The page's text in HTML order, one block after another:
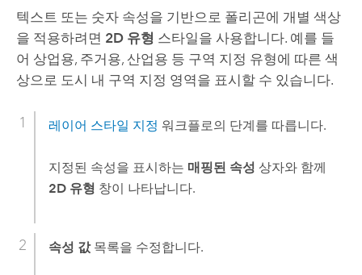
텍스트 또는 숫자 속성을 기반으로 폴리곤에 개별 색상
을 적용하려면 2D 유형 스타일을 사용합니다. 예를 들
어 상업용, 주거용, 산업용 등 구역 지정 유형에 따른 색
상으로 도시 내 구역 지정 영역을 표시할 수 있습니다.
레이어 스타일 지정 워크플로의 단계를 따릅니다.
지정된 속성을 표시하는 매핑된 속성 상자와 함께
2D 유형 창이 나타납니다.
속성 값목록을 수정합니다.